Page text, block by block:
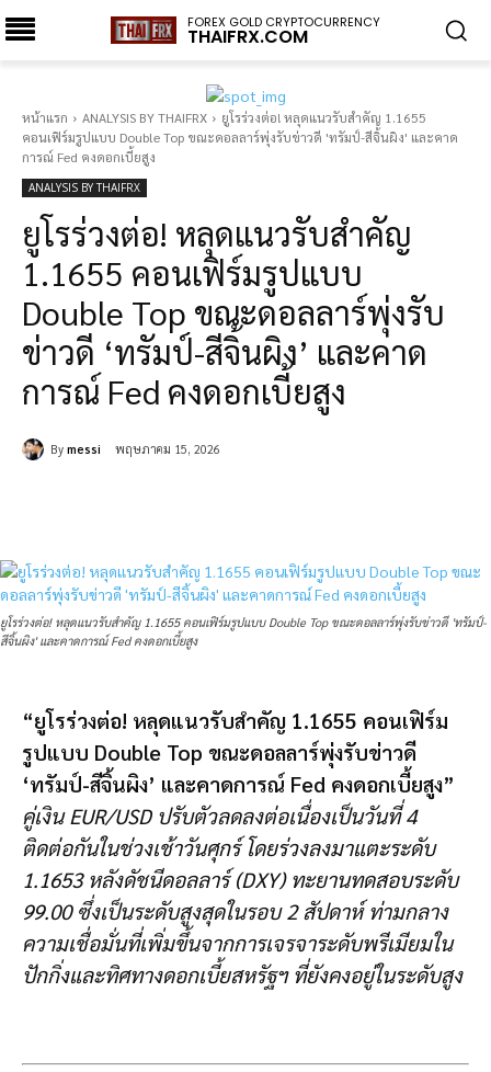
FOREX GOLD CRYPTOCURRENCY
THAIFRX.COM
หน้าแรก ANALYSIS BY THAIFRX
ยูโรร่วงต่อ! หลุดแนวรับสำคัญ 1.1655
คอนเฟิร์มรูปแบบ Double Top ขณะดอลลาร์พุ่งรับข่าวดี 'ทรัมป์-สีจิ้นผิง' และคาด
การณ์ Fed คงดอกเบี้ยสูง
ANALYSIS BY THAIFRX
ยูโรร่วงต่อ! หลุดแนวรับสำคัญ
1.1655 คอนเฟิร์มรูปแบบ
Double Top ขณะดอลลาร์พุ่งรับ
ข่าวดี ‘ทรัมป์-สีจิ้นผิง’ และคาด
การณ์ Fed คงดอกเบี้ยสูง
By messi พฤษภาคม 15, 2026
ยูโรร่วงต่อ! หลุดแนวรับสำคัญ 1.1655 คอนเฟิร์มรูปแบบ Double Top ขณะดอลลาร์พุ่งรับข่าวดี 'ทรัมป์-
สีจิ้นผิง' และคาดการณ์ Fed คงดอกเบี้ยสูง
“ยูโรร่วงต่อ! หลุดแนวรับสำคัญ 1.1655 คอนเฟิร์ม
รูปแบบ Double Top ขณะดอลลาร์พุ่งรับข่าวดี
‘ทรัมป์-สีจิ้นผิง’ และคาดการณ์ Fed คงดอกเบี้ยสูง”
คู่เงิน EUR/USD ปรับตัวลดลงต่อเนื่องเป็นวันที่ 4
ติดต่อกันในช่วงเช้าวันศุกร์ โดยร่วงลงมาแตะระดับ
1.1653 หลังดัชนีดอลลาร์ (DXY) ทะยานทดสอบระดับ
99.00 ซึ่งเป็นระดับสูงสุดในรอบ 2 สัปดาห์ ท่ามกลาง
ความเชื่อมั่นที่เพิ่มขึ้นจากการเจรจาระดับพรีเมียมใน
ปักกิ่งและทิศทางดอกเบี้ยสหรัฐฯ ที่ยังคงอยู่ในระดับสูง